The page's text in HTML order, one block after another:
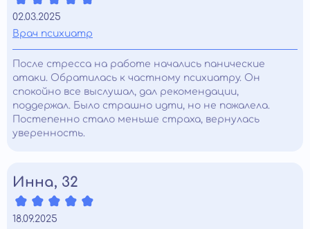
02.03.2025
Врач психиатр
После стресса на работе начались панические
атаки. Обратилась к частному психиатру. Он
спокойно все выслушал, дал рекомендации,
поддержал. Было страшно идти, но не пожалела.
Постепенно стало меньше страха, вернулась
уверенность.
Инна, 32
18.09.2025